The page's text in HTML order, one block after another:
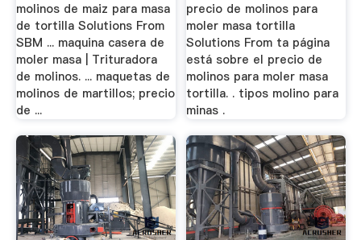
molinos de maiz para masa
de tortilla Solutions From
SBM ... maquina casera de
moler masa | Trituradora
de molinos. ... maquetas de
molinos de martillos; precio
de ...
precio de molinos para
moler masa tortilla
Solutions From ta página
está sobre el precio de
molinos para moler masa
tortilla. . tipos molino para
minas .